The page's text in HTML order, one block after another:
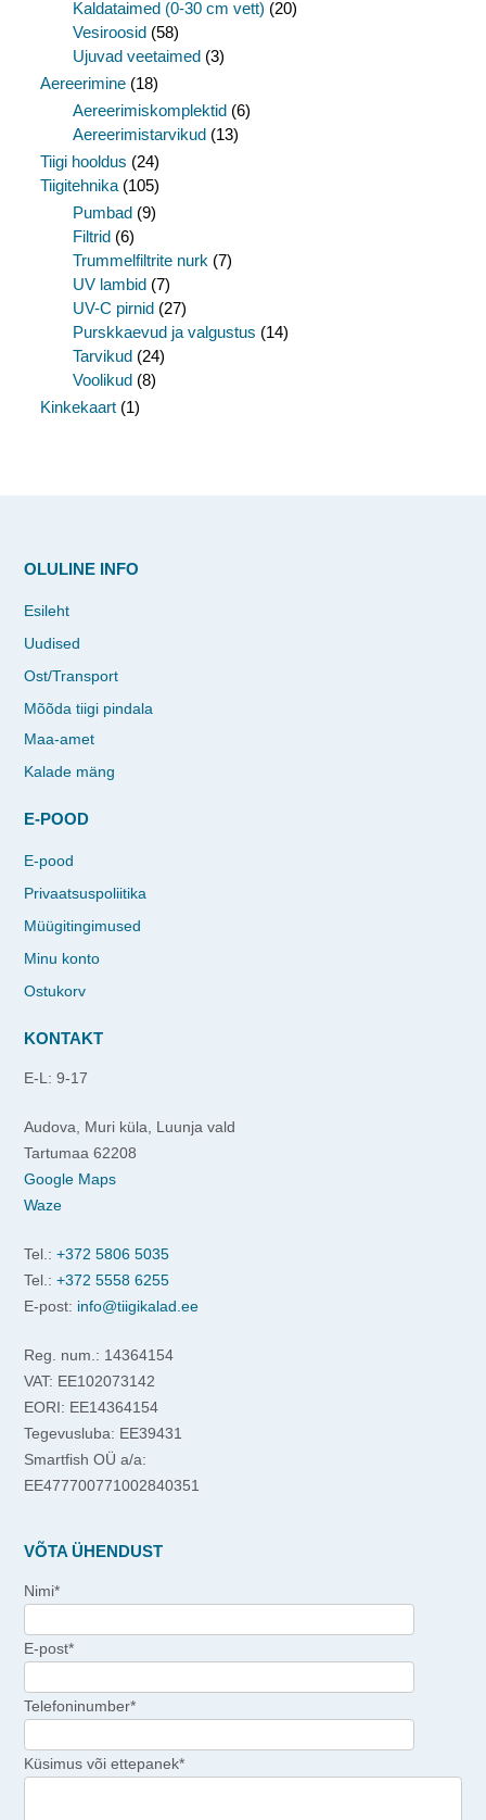
Kaldataimed (0-30 cm vett) (20)
Vesiroosid (58)
Ujuvad veetaimed (3)
Aereerimine (18)
Aereerimiskomplektid (6)
Aereerimistarvikud (13)
Tiigi hooldus (24)
Tiigitehnika (105)
Pumbad (9)
Filtrid (6)
Trummelfiltrite nurk (7)
UV lambid (7)
UV-C pirnid (27)
Purskkaevud ja valgustus (14)
Tarvikud (24)
Voolikud (8)
Kinkekaart (1)
OLULINE INFO
Esileht
Uudised
Ost/Transport
Mõõda tiigi pindala
Maa-amet
Kalade mäng
E-POOD
E-pood
Privaatsuspoliitika
Müügitingimused
Minu konto
Ostukorv
KONTAKT
E-L: 9-17
Audova, Muri küla, Luunja vald
Tartumaa 62208
Google Maps
Waze
Tel.: +372 5806 5035
Tel.: +372 5558 6255
E-post: info@tiigikalad.ee
Reg. num.: 14364154
VAT: EE102073142
EORI: EE14364154
Tegevusluba: EE39431
Smartfish OÜ a/a:
EE477700771002840351
VÕTA ÜHENDUST
Nimi*
E-post*
Telefoninumber*
Küsimus või ettepanek*